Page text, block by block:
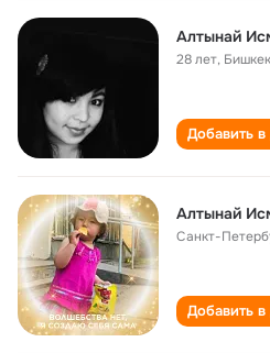
Алтынай
28 лет,
Добавить в
Алтынай
Санкт-
Добавить в